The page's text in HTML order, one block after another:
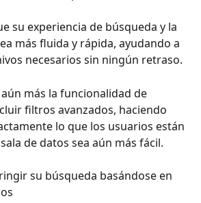
su experiencia de búsqueda y la
más fluida y rápida, ayudando a
necesarios sin ningún retraso.
más la funcionalidad de
filtros avanzados, haciendo
lo que los usuarios están
de datos sea aún más fácil.
su búsqueda basándose en